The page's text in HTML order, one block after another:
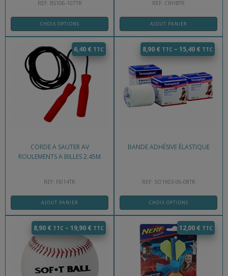
REF: BS106-107TR
CHOIX OPTIONS
REF: CRHBTR
AJOUT PANIER
CORDE A SAUTER AV
ROULEMENTS A BILLES 2.45M
REF: FI014TR
6,40 €
AJOUT PANIER
BANDE ADHÉSIVE ÉLASTIQUE
REF: SO1903-06-08TR
8,90 € – 15,40 €
CHOIX OPTIONS
8,90 € – 19,90 € 12,00 €